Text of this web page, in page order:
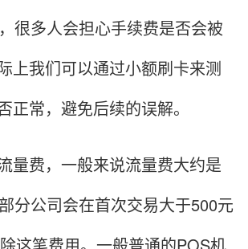
很多人会担心手续费是否会被
上我们可以通过小额刷卡来测
正常，避免后续的误解。
费，一般来说流量费大约是
分公司会在首次交易大于500元
这笔费用。一般普通的POS机